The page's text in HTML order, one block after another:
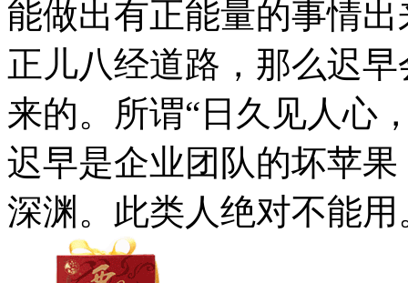
能做出有正能量的事情
正儿八经道路，那么迟
来的。所谓“日久见人心
迟早是企业团队的坏苹
深渊。此类人绝对不能用